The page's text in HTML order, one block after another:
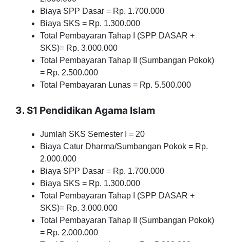
Biaya SPP Dasar = Rp. 1.700.000
Biaya SKS = Rp. 1.300.000
Total Pembayaran Tahap I (SPP DASAR +
SKS)= Rp. 3.000.000
Total Pembayaran Tahap II (Sumbangan Pokok)
= Rp. 2.500.000
Total Pembayaran Lunas = Rp. 5.500.000
3. S1 Pendidikan Agama Islam
Jumlah SKS Semester I = 20
Biaya Catur Dharma/Sumbangan Pokok = Rp.
2.000.000
Biaya SPP Dasar = Rp. 1.700.000
Biaya SKS = Rp. 1.300.000
Total Pembayaran Tahap I (SPP DASAR +
SKS)= Rp. 3.000.000
Total Pembayaran Tahap II (Sumbangan Pokok)
= Rp. 2.000.000